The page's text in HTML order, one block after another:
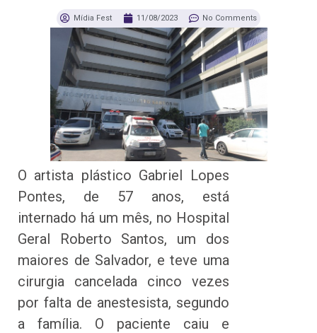
Mídia Fest 11/08/2023 No Comments
O artista plástico Gabriel Lopes
Pontes, de 57 anos, está
internado há um mês, no Hospital
Geral Roberto Santos, um dos
maiores de Salvador, e teve uma
cirurgia cancelada cinco vezes
por falta de anestesista, segundo
a família. O paciente caiu e